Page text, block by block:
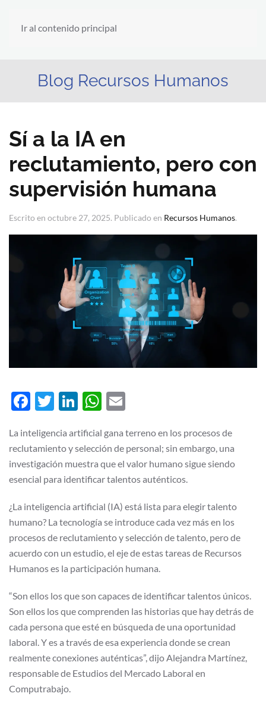
Ir al contenido principal
Blog Recursos Humanos
Sí a la IA en
reclutamiento, pero con
supervisión humana
Escrito en octubre 27, 2025. Publicado en Recursos Humanos.
Facebook
Twitter
LinkedIn
WhatsApp
La inteligencia artificial gana terreno en los procesos de
reclutamiento y selección de personal; sin embargo, una
investigación muestra que el valor humano sigue siendo
esencial para identificar talentos auténticos.
¿La inteligencia artificial (IA) está lista para elegir talento
humano? La tecnología se introduce cada vez más en los
procesos de reclutamiento y selección de talento, pero de
acuerdo con un estudio, el eje de estas tareas de Recursos
Humanos es la participación humana.
“Son ellos los que son capaces de identificar talentos únicos.
Son ellos los que comprenden las historias que hay detrás de
cada persona que esté en búsqueda de una oportunidad
laboral. Y es a través de esa experiencia donde se crean
realmente conexiones auténticas”, dijo Alejandra Martínez,
responsable de Estudios del Mercado Laboral en
Computrabajo.